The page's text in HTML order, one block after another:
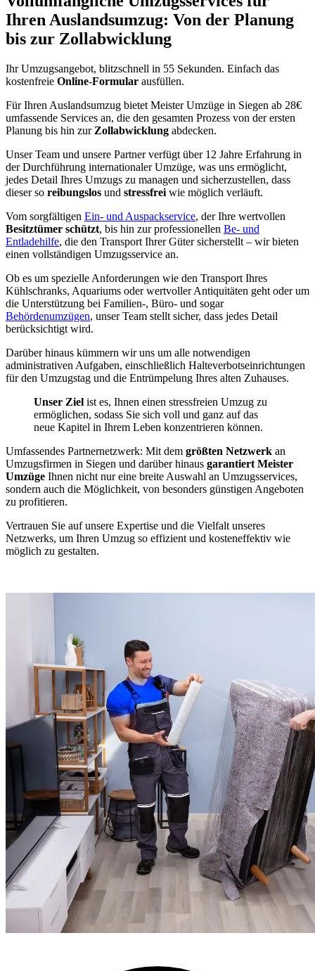
Ihren Auslandsumzug: Von der Planung
bis zur Zollabwicklung
Ihr Umzugsangebot, blitzschnell in 55 Sekunden. Einfach das
kostenfreie Online-Formular ausfüllen.
Für Ihren Auslandsumzug bietet Meister Umzüge in Siegen ab 28€
umfassende Services an, die den gesamten Prozess von der ersten
Planung bis hin zur Zollabwicklung abdecken.
Unser Team und unsere Partner verfügt über 12 Jahre Erfahrung in
der Durchführung internationaler Umzüge, was uns ermöglicht,
jedes Detail Ihres Umzugs zu managen und sicherzustellen, dass
dieser so reibungslos und stressfrei wie möglich verläuft.
Vom sorgfältigen Ein- und Auspackservice, der Ihre wertvollen
Besitztümer schützt, bis hin zur professionellen Be- und
Entladehilfe, die den Transport Ihrer Güter sicherstellt – wir bieten
einen vollständigen Umzugsservice an.
Ob es um spezielle Anforderungen wie den Transport Ihres
Kühlschranks, Aquariums oder wertvoller Antiquitäten geht oder um
die Unterstützung bei Familien-, Büro- und sogar
Behördenumzügen, unser Team stellt sicher, dass jedes Detail
berücksichtigt wird.
Darüber hinaus kümmern wir uns um alle notwendigen
administrativen Aufgaben, einschließlich Halteverbotseinrichtungen
für den Umzugstag und die Entrümpelung Ihres alten Zuhauses.
Unser Ziel ist es, Ihnen einen stressfreien Umzug zu
ermöglichen, sodass Sie sich voll und ganz auf das
neue Kapitel in Ihrem Leben konzentrieren können.
Umfassendes Partnernetzwerk: Mit dem größten Netzwerk an
Umzugsfirmen in Siegen und darüber hinaus garantiert Meister
Umzüge Ihnen nicht nur eine breite Auswahl an Umzugsservices,
sondern auch die Möglichkeit, von besonders günstigen Angeboten
zu profitieren.
Vertrauen Sie auf unsere Expertise und die Vielfalt unseres
Netzwerks, um Ihren Umzug so effizient und kosteneffektiv wie
möglich zu gestalten.